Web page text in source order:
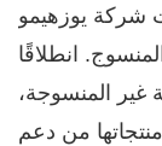
شركة يوزهيمو
انطلاقًا
غير المنسوجة،
من دعم